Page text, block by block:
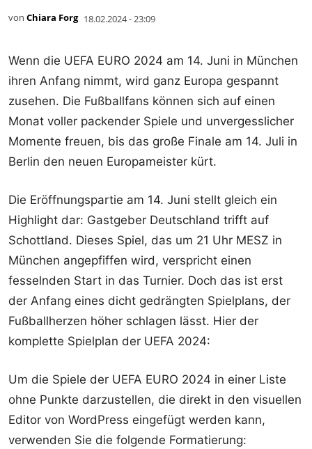
von Chiara Forg 18.02.2024 - 23:09
Wenn die UEFA EURO 2024 am 14. Juni in München
ihren Anfang nimmt, wird ganz Europa gespannt
zusehen. Die Fußballfans können sich auf einen
Monat voller packender Spiele und unvergesslicher
Momente freuen, bis das große Finale am 14. Juli in
Berlin den neuen Europameister kürt.
Die Eröffnungspartie am 14. Juni stellt gleich ein
Highlight dar: Gastgeber Deutschland trifft auf
Schottland. Dieses Spiel, das um 21 Uhr MESZ in
München angepfiffen wird, verspricht einen
fesselnden Start in das Turnier. Doch das ist erst
der Anfang eines dicht gedrängten Spielplans, der
Fußballherzen höher schlagen lässt. Hier der
komplette Spielplan der UEFA 2024:
Um die Spiele der UEFA EURO 2024 in einer Liste
ohne Punkte darzustellen, die direkt in den visuellen
Editor von WordPress eingefügt werden kann,
verwenden Sie die folgende Formatierung: